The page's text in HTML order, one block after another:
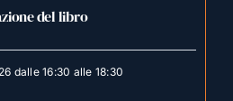
del libro
dalle 16:30 alle 18:30